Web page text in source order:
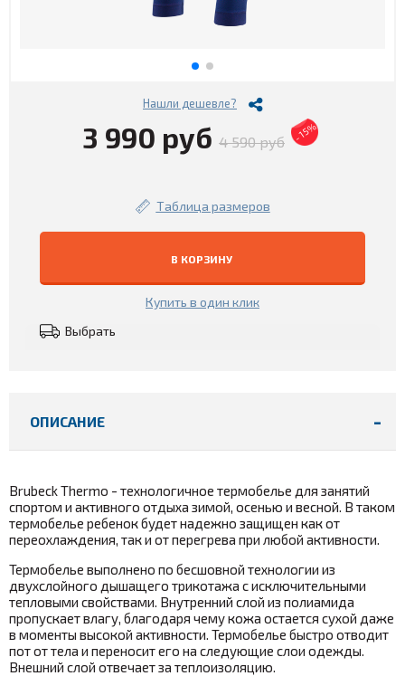
Нашли дешевле?
3 990 руб 4 590 руб - 15%
Таблица размеров
В КОРЗИНУ
Купить в один клик
Выбрать
ОПИСАНИЕ
Brubeck Thermo - технологичное термобелье для занятий
спортом и активного отдыха зимой, осенью и весной. В таком
термобелье ребенок будет надежно защищен как от
переохлаждения, так и от перегрева при любой активности.
Термобелье выполнено по бесшовной технологии из
двухслойного дышащего трикотажа с исключительными
тепловыми свойствами. Внутренний слой из полиамида
пропускает влагу, благодаря чему кожа остается сухой даже
в моменты высокой активности. Термобелье быстро отводит
пот от тела и переносит его на следующие слои одежды.
Внешний слой отвечает за теплоизоляцию.